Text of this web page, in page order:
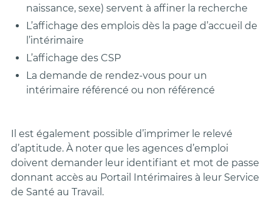
naissance, sexe) servent à affiner la recherche
L’affichage des emplois dès la page d’accueil de
l’intérimaire
L’affichage des CSP
La demande de rendez-vous pour un
intérimaire référencé ou non référencé
Il est également possible d’imprimer le relevé
d’aptitude. À noter que les agences d’emploi
doivent demander leur identifiant et mot de passe
donnant accès au Portail Intérimaires à leur Service
de Santé au Travail.